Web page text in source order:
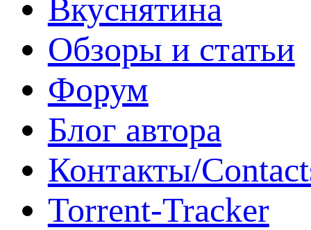
Вкуснятина
Обзоры и статьи
Форум
Блог автора
Контакты/
Torrent-Tracker